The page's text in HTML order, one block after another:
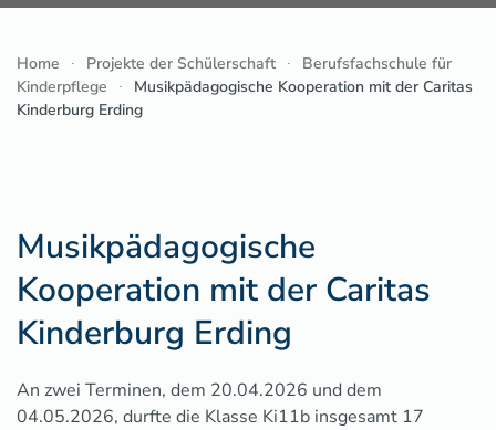
Home Projekte der Schülerschaft
Berufsfachschule für
Kinderpflege
Musikpädagogische Kooperation mit der Caritas
Kinderburg Erding
Musikpädagogische
Kooperation mit der Caritas
Kinderburg Erding
An zwei Terminen, dem 20.04.2026 und dem
04.05.2026, durfte die Klasse Ki11b insgesamt 17